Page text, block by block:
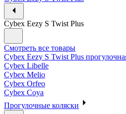
Cybex Eezy S Twist Plus
Смотреть все товары
Cybex Eezy S Twist Plus
Cybex Libelle
Cybex Melio
Cybex Orfeo
Cybex Coya
Прогулочные коляски